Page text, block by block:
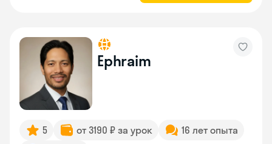
Ephraim
5 от 3190 ₽ за урок
16 лет опыта